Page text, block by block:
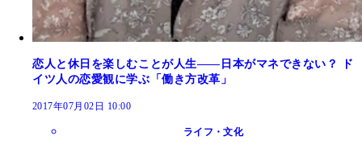
恋人と休日を楽しむことが人生――日本がマネできない？ ド
イツ人の恋愛観に学ぶ「働き方改革」
2017年07月02日 10:00
ライフ・文化